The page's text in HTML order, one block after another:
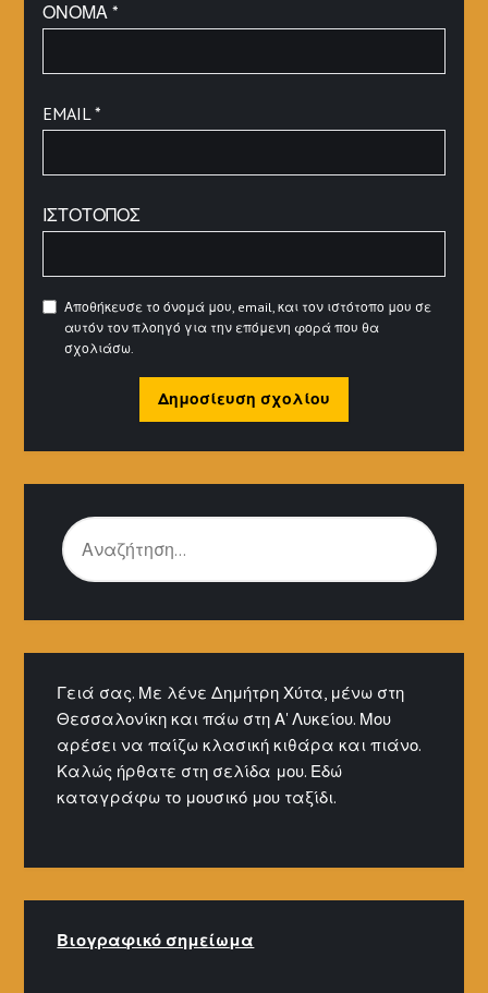
ΌΝΟΜΑ *
EMAIL*
ΙΣΤΌΤΟΠΟΣ
Αποθήκευσε το όνομά μου, email, και τον ιστότοπο μου σε
αυτόν τον πλοηγό για την επόμενη φορά που θα
σχολιάσω.
ΑΝΑΖΉΤΗΣΗ
ΓΙΑ:
Γειά σας. Με λένε Δημήτρη Χύτα, μένω στη
Θεσσαλονίκη και πάω στη Α' Λυκείου. Μου
αρέσει να παίζω κλασική κιθάρα και πιάνο.
Καλώς ήρθατε στη σελίδα μου. Εδώ
καταγράφω το μουσικό μου ταξίδι.
Βιογραφικό σημείωμα